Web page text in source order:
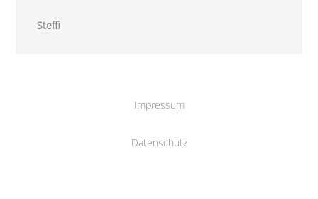
Steffi
Impressum
Datenschutz